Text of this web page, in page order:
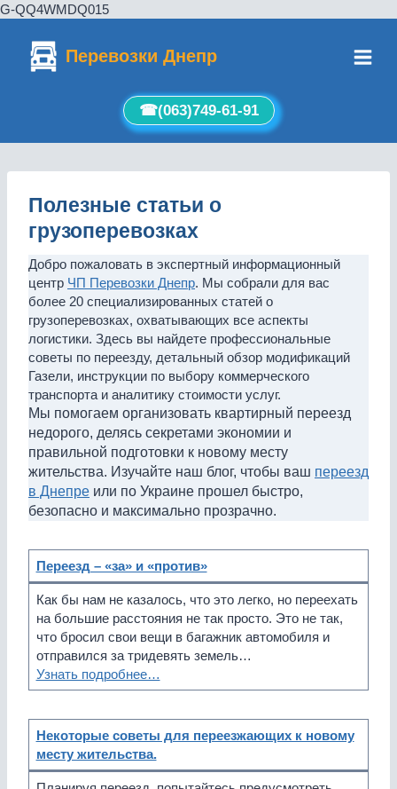
G-QQ4WMDQ015
содержимомуПеревозки Днепр
☎︎(063)749-61-91
Полезные статьи о
грузоперевозках
Добро пожаловать в экспертный информационный
центр ЧП Перевозки Днепр. Мы собрали для вас
более 20 специализированных статей о
грузоперевозках, охватывающих все аспекты
логистики. Здесь вы найдете профессиональные
советы по переезду, детальный обзор модификаций
Газели, инструкции по выбору коммерческого
транспорта и аналитику стоимости услуг.
Мы помогаем организовать квартирный переезд
недорого, делясь секретами экономии и
правильной подготовки к новому месту
жительства. Изучайте наш блог, чтобы ваш переезд
в Днепре или по Украине прошел быстро,
безопасно и максимально прозрачно.
Переезд – «за» и «против»
Как бы нам не казалось, что это легко, но переехать
на большие расстояния не так просто. Это не так,
что бросил свои вещи в багажник автомобиля и
отправился за тридевять земель…
Узнать подробнее…
Некоторые советы для переезжающих к новому
месту жительства.